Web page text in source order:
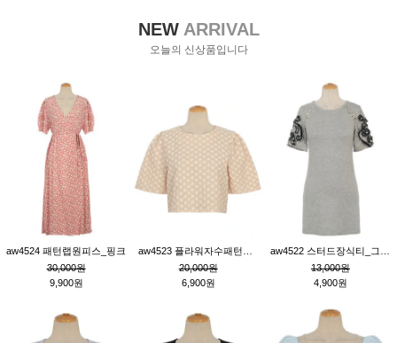
NEWARRIVAL
오늘의 신상품입니다
aw4524 패턴랩원피스_핑크
30,000원
9,900원
20,000원
6,900원
13,000원
4,900원